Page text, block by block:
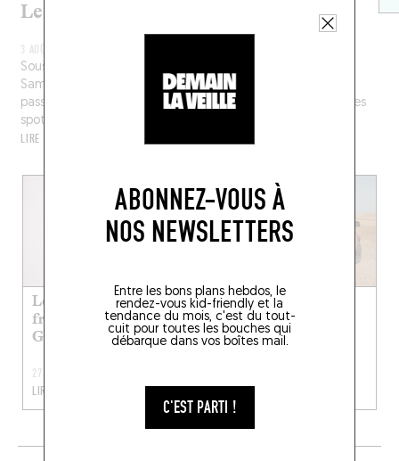
ABONNEZ-VOUS À
NOS NEWSLETTERS
Entre les bons plans hebdos, le
rendez-vous kid-friendly et la
tendance du mois, c'est du tout-
cuit pour toutes les bouches qui
débarque dans vos boîtes mail.
C'EST PARTI !
Les restos préf’ de Sam Quealy
3 AOÛT 2026
Sous ses airs de Barbie du turfu, la princesse techno-pop
Sam Quealy en a sous la serviette ! Australienne sur le
passeport, Parisienne de cœur, la chanteuse nous dévoile ses
spots préférés de la Grosse Pomme à la Ville Lumière.
LIRE LA SUITE
Les restos kid-
friendly préf’ de
Guigui Pop
27 JUIL. 2026
LIRE LA SUITE
Les restos préf’ de
Yasmine